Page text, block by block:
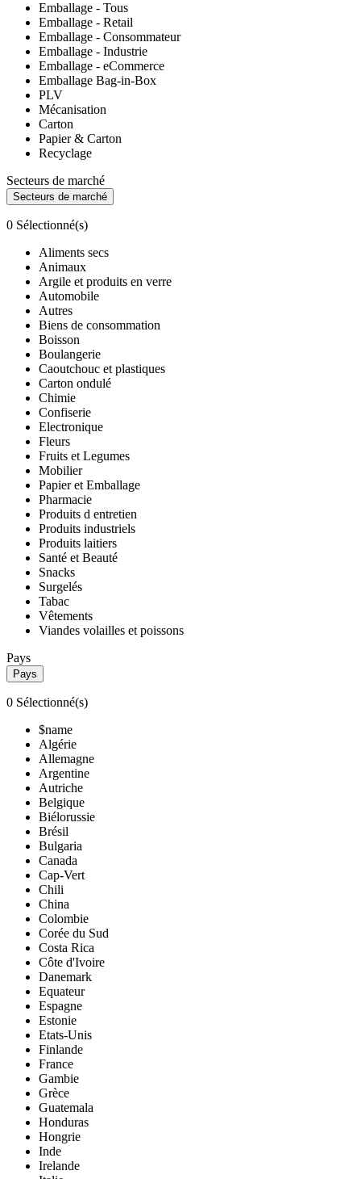
Emballage - Tous
Emballage - Retail
Emballage - Consommateur
Emballage - Industrie
Emballage - eCommerce
Emballage Bag-in-Box
PLV
Mécanisation
Carton
Papier & Carton
Recyclage
Secteurs de marché
Secteurs de marché
0 Sélectionné(s)
Aliments secs
Animaux
Argile et produits en verre
Automobile
Autres
Biens de consommation
Boisson
Boulangerie
Caoutchouc et plastiques
Carton ondulé
Chimie
Confiserie
Electronique
Fleurs
Fruits et Legumes
Mobilier
Papier et Emballage
Pharmacie
Produits d entretien
Produits industriels
Produits laitiers
Santé et Beauté
Snacks
Surgelés
Tabac
Vêtements
Viandes volailles et poissons
Pays
Pays
0 Sélectionné(s)
$name
Algérie
Allemagne
Argentine
Autriche
Belgique
Biélorussie
Brésil
Bulgaria
Canada
Cap-Vert
Chili
China
Colombie
Corée du Sud
Costa Rica
Côte d'Ivoire
Danemark
Equateur
Espagne
Estonie
Etats-Unis
Finlande
France
Gambie
Grèce
Guatemala
Honduras
Hongrie
Inde
Irelande